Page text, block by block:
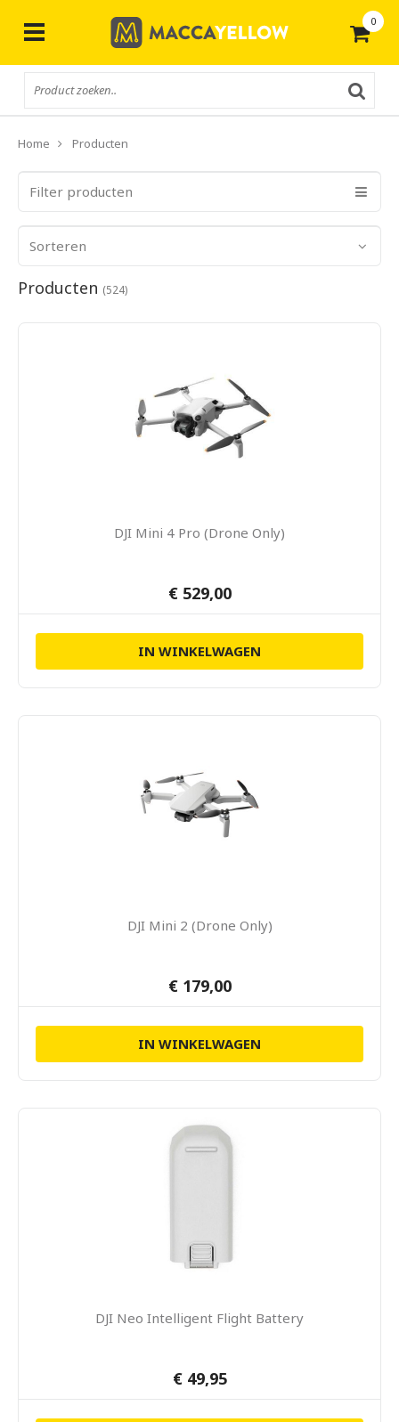
0
Home Producten
Filter producten
Sorteren
Producten (524)
DJI Mini 4 Pro (Drone Only)
€ 529,00
IN WINKELWAGEN
DJI Mini 2 (Drone Only)
€ 179,00
IN WINKELWAGEN
DJI Neo Intelligent Flight Battery
€ 49,95